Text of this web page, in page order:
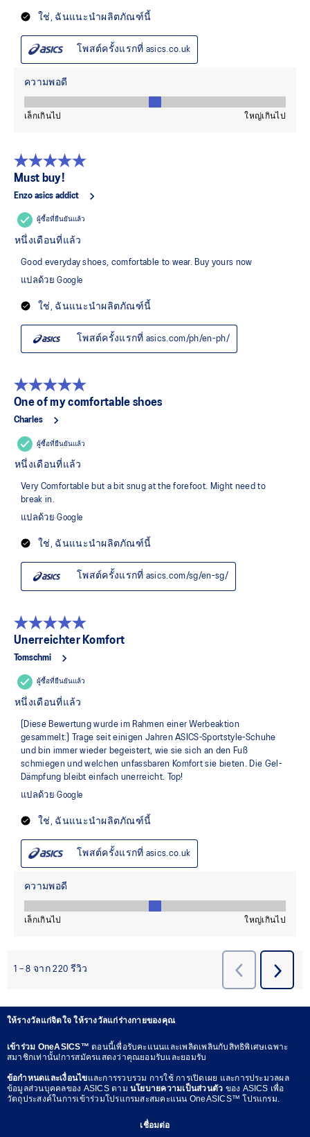
ให้รางวัลแก่จิตใจ ให้รางวัลแก่ร่างกายของคุณ
เข้าร่วม OneASICS™ตอนนี้เพื่อรับคะแนนและเพลิดเพลินกับสิทธิพิเศษเฉพาะ
สมาชิกเท่านั้น!การสมัครแสดงว่าคุณยอมรับและยอมรับ
ข้อกำหนดและเงื่อนไขและการรวบรวม การใช้ การเปิดเผย และการประมวลผล
ข้อมูลส่วนบุคคลของ ASICS ตาม นโยบายความเป็นส่วนตัว ของ ASICS เพื่อ
วัตถุประสงค์ในการเข้าร่วมโปรแกรมสะสมคะแนน OneASICS™ โปรแกรม.
เชื่อมต่อ